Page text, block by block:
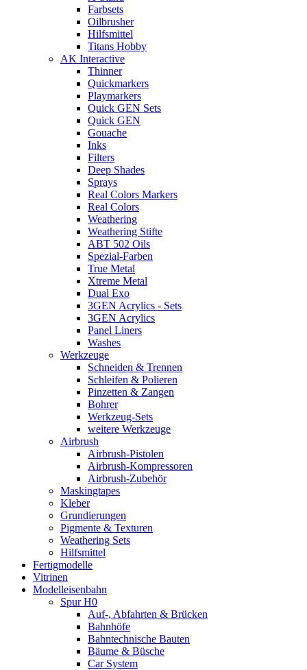
Farbsets
Oilbrusher
Hilfsmittel
Titans Hobby
AK Interactive
Thinner
Quickmarkers
Playmarkers
Quick GEN Sets
Quick GEN
Gouache
Inks
Filters
Deep Shades
Sprays
Real Colors Markers
Real Colors
Weathering
Weathering Stifte
ABT 502 Oils
Spezial-Farben
True Metal
Xtreme Metal
Dual Exo
3GEN Acrylics - Sets
3GEN Acrylics
Panel Liners
Washes
Werkzeuge
Schneiden & Trennen
Schleifen & Polieren
Pinzetten & Zangen
Bohrer
Werkzeug-Sets
weitere Werkzeuge
Airbrush
Airbrush-Pistolen
Airbrush-Kompressoren
Airbrush-Zubehör
Maskingtapes
Kleber
Grundierungen
Pigmente & Texturen
Weathering Sets
Hilfsmittel
Fertigmodelle
Vitrinen
Modelleisenbahn
Spur H0
Auf-, Abfahrten & Brücken
Bahnhöfe
Bahntechnische Bauten
Bäume & Büsche
Car System